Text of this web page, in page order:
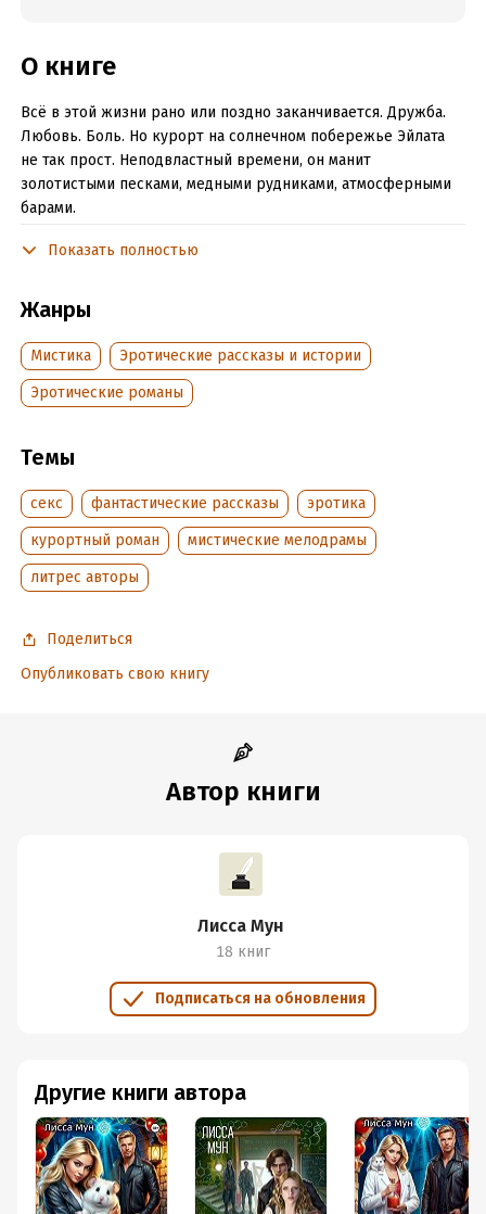
О книге
Всё в этой жизни рано или поздно заканчивается. Дружба.
Любовь. Боль. Но курорт на солнечном побережье Эйлата
не так прост. Неподвластный времени, он манит
золотистыми песками, медными рудниками, атмосферными
барами.
Софию затягивает водоворот неожиданных встреч и
Подробная информация
Дата написания:1 июня 2022
Объем: 30794
Дата поступления:
Время на чтение:1ч.
Показать полностью
Жанры
Мистика
Эротические рассказы и истории
Эротические романы
Темы
секс фантастические рассказы
эротика
курортный роман
мистические мелодрамы
литрес авторы
Поделиться
Опубликовать свою книгу
Автор книги
Лисса Мун
18 книг
Подписаться на обновления
Другие книги автора